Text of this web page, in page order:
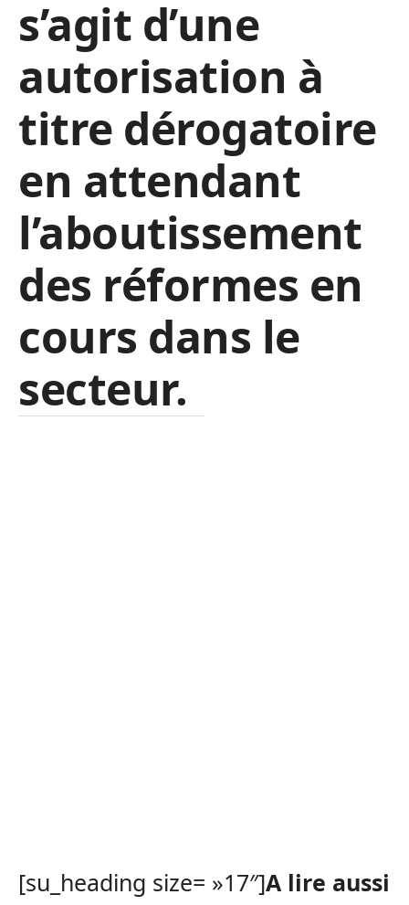
s’agit d’une
autorisation à
titre dérogatoire
en attendant
l’aboutissement
des réformes en
cours dans le
secteur.
[su_heading size= »17″]A lire aussi